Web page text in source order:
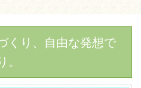
くり、自由な発想で
。